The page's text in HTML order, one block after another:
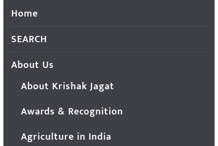
Home
SEARCH
About Us
About Krishak Jagat
Awards & Recognition
Agriculture in India